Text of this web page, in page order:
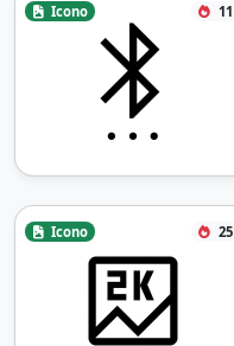
Icono 11
Icono 25